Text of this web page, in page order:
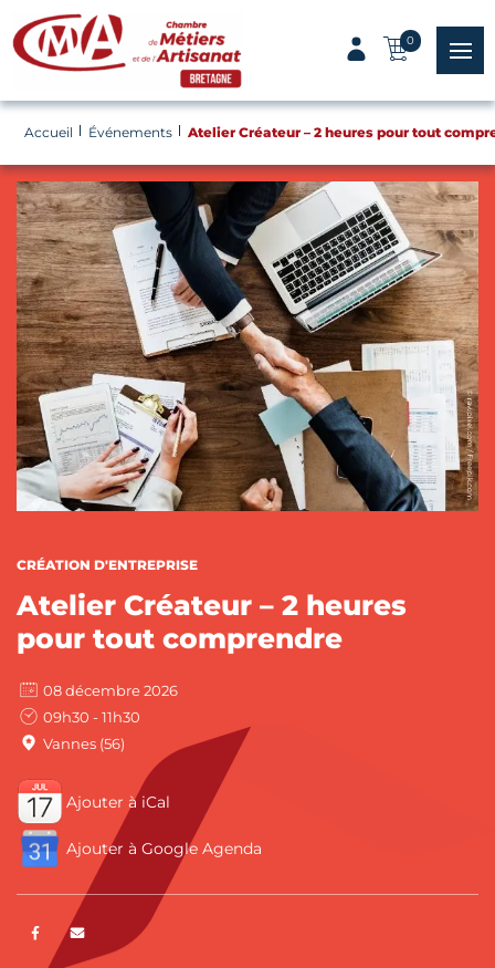
Panneau de gestion des cookies
0
menu
Accueil Événements Atelier Créateur – 2 heures pour tout
CATÉGORIES :
CRÉATION D'ENTREPRISE
Atelier Créateur – 2 heures
pour tout comprendre
08 décembre 2026
09h30 - 11h30
Vannes (56)
Ajouter à iCal
Ajouter à Google Agenda
Partager sur Facebook
ENVOYER PAR E-MAIL